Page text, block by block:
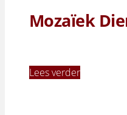
Mozaïek
Lees verder